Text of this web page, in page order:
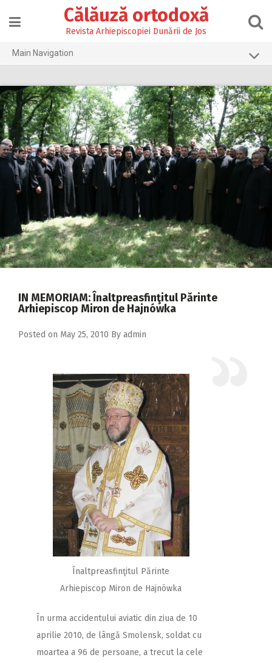
content
Călăuză ortodoxă
Revista Arhiepiscopiei Dunării de Jos
Main Navigation
2026
2025
2024
2023
2022
2021
2020
2019
2017
IN MEMORIAM: Înaltpreasfinţitul Părinte
Arhiepiscop Miron de Hajnówka
Posted on May 25, 2010 By admin
Înaltpreasfinţitul Părinte
Arhiepiscop Miron de Hajnówka
În urma accidentului aviatic din ziua de 10
aprilie 2010, de lângă Smolensk, soldat cu
moartea a 96 de persoane, a trecut la cele